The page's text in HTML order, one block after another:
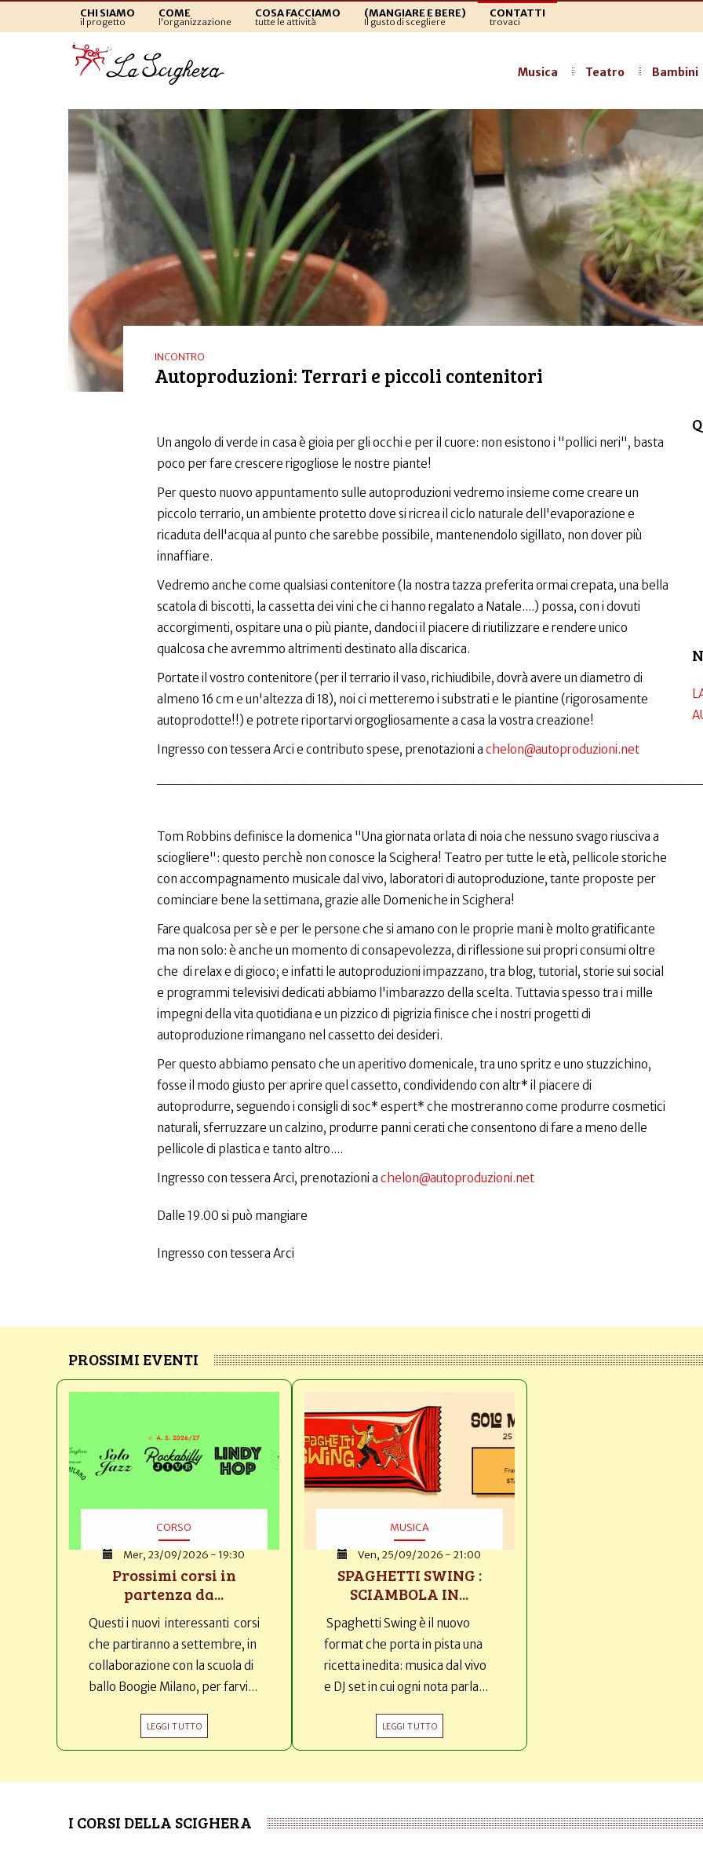
CHI SIAMO
il progetto
COME
l'organizzazione
COSA FACCIAMO
tutte le attività
(MANGIARE E BERE)
Il gusto di scegliere
CONTATTI
trovaci
Musica Teatro Bambini
INCONTRO
Autoproduzioni: Terrari e piccoli contenitori
Un angolo di verde in casa è gioia per gli occhi e per il cuore: non esistono i "pollici neri", basta
poco per fare crescere rigogliose le nostre piante!
Per questo nuovo appuntamento sulle autoproduzioni vedremo insieme come creare un
piccolo terrario, un ambiente protetto dove si ricrea il ciclo naturale dell'evaporazione e
ricaduta dell'acqua al punto che sarebbe possibile, mantenendolo sigillato, non dover più
innaffiare.
Vedremo anche come qualsiasi contenitore (la nostra tazza preferita ormai crepata, una bella
scatola di biscotti, la cassetta dei vini che ci hanno regalato a Natale....) possa, con i dovuti
accorgimenti, ospitare una o più piante, dandoci il piacere di riutilizzare e rendere unico
qualcosa che avremmo altrimenti destinato alla discarica.
Portate il vostro contenitore (per il terrario il vaso, richiudibile, dovrà avere un diametro di
almeno 16 cm e un'altezza di 18), noi ci metteremo i substrati e le piantine (rigorosamente
autoprodotte!!) e potrete riportarvi orgogliosamente a casa la vostra creazione!
Ingresso con tessera Arci e contributo spese, prenotazioni a chelon@autoproduzioni.net
Tom Robbins definisce la domenica "Una giornata orlata di noia che nessuno svago riusciva a
sciogliere": questo perchè non conosce la Scighera! Teatro per tutte le età, pellicole storiche
con accompagnamento musicale dal vivo, laboratori di autoproduzione, tante proposte per
cominciare bene la settimana, grazie alle Domeniche in Scighera!
Fare qualcosa per sè e per le persone che si amano con le proprie mani è molto gratificante
ma non solo: è anche un momento di consapevolezza, di riflessione sui propri consumi oltre
che di relax e di gioco; e infatti le autoproduzioni impazzano, tra blog, tutorial, storie sui social
e programmi televisivi dedicati abbiamo l'imbarazzo della scelta. Tuttavia spesso tra i mille
impegni della vita quotidiana e un pizzico di pigrizia finisce che i nostri progetti di
autoproduzione rimangano nel cassetto dei desideri.
Per questo abbiamo pensato che un aperitivo domenicale, tra uno spritz e uno stuzzichino,
fosse il modo giusto per aprire quel cassetto, condividendo con altr* il piacere di
autoprodurre, seguendo i consigli di soc* espert* che mostreranno come produrre cosmetici
naturali, sferruzzare un calzino, produrre panni cerati che consentono di fare a meno delle
pellicole di plastica e tanto altro....
Ingresso con tessera Arci, prenotazioni a chelon@autoproduzioni.net
Dalle 19.00 si può mangiare
Ingresso con tessera Arci
PROSSIMI EVENTI
CORSO
Mer, 23/09/2026 - 19:30
Prossimi corsi in
partenza da...
Questi i nuovi interessanti corsi
che partiranno a settembre, in
collaborazione con la scuola di
ballo Boogie Milano, per farvi...
LEGGI TUTTO
MUSICA
Ven, 25/09/2026 - 21:00
SPAGHETTI SWING :
SCIAMBOLA IN...
Spaghetti Swing è il nuovo
format che porta in pista una
ricetta inedita: musica dal vivo
e DJ set in cui ogni nota parla...
LEGGI TUTTO
I CORSI DELLA SCIGHERA